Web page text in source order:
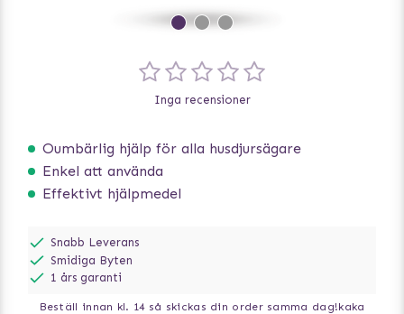
Oumbärlig hjälp för alla husdjursägare
Enkel att använda
Effektivt hjälpmedel
Inga recensioner
Snabb Leverans
Smidiga Byten
1 års garanti
Beställ innan kl. 14 så skickas din order samma dag!kaka